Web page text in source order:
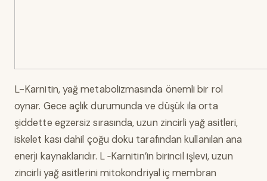
L-Karnitin, yağ metabolizmasında önemli bir rol
oynar. Gece açlık durumunda ve düşük ila orta
şiddette egzersiz sırasında, uzun zincirli yağ asitleri,
iskelet kası dahil çoğu doku tarafından kullanılan ana
enerji kaynaklarıdır. L ‐Karnitin’in birincil işlevi, uzun
zincirli yağ asitlerini mitokondriyal iç membran